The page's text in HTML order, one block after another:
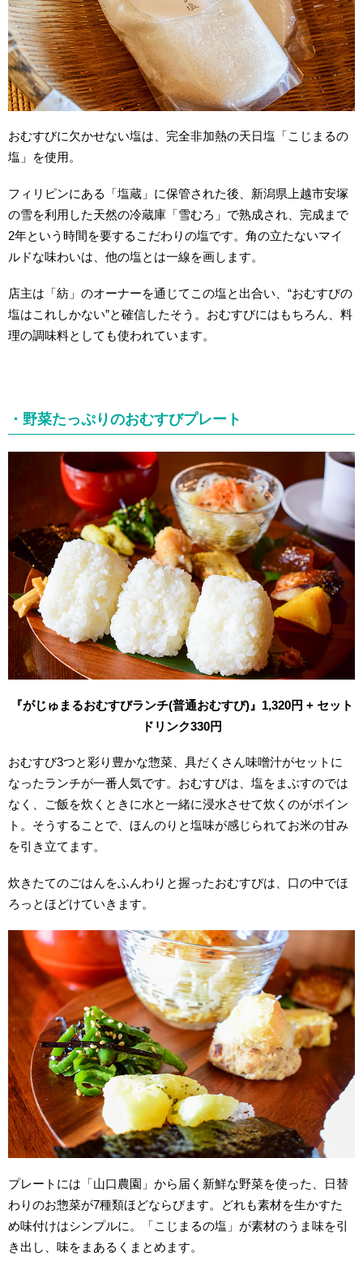
おむすびに欠かせない塩は、完全非加熱の天日塩「こじまるの
塩」を使用。
フィリピンにある「塩蔵」に保管された後、新潟県上越市安塚
の雪を利用した天然の冷蔵庫「雪むろ」で熟成され、完成まで
2年という時間を要するこだわりの塩です。角の立たないマイ
ルドな味わいは、他の塩とは一線を画します。
店主は「紡」のオーナーを通じてこの塩と出合い、“おむすびの
塩はこれしかない”と確信したそう。おむすびにはもちろん、料
理の調味料としても使われています。
・野菜たっぷりのおむすびプレート
『がじゅまるおむすびランチ(普通おむすび)』1,320円 + セット
ドリンク330円
おむすび3つと彩り豊かな惣菜、具だくさん味噌汁がセットに
なったランチが一番人気です。おむすびは、塩をまぶすのでは
なく、ご飯を炊くときに水と一緒に浸水させて炊くのがポイン
ト。そうすることで、ほんのりと塩味が感じられてお米の甘み
を引き立てます。
炊きたてのごはんをふんわりと握ったおむすびは、口の中でほ
ろっとほどけていきます。
プレートには「山口農園」から届く新鮮な野菜を使った、日替
わりのお惣菜が7種類ほどならびます。どれも素材を生かすた
め味付けはシンプルに。「こじまるの塩」が素材のうま味を引
き出し、味をまあるくまとめます。